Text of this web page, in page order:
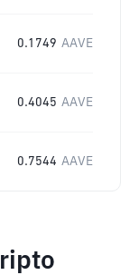
0.1749 AAVE
0.4045 AAVE
0.7544 AAVE